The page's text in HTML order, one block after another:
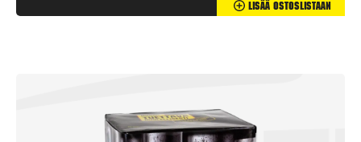
Lisää Ostoslistaan